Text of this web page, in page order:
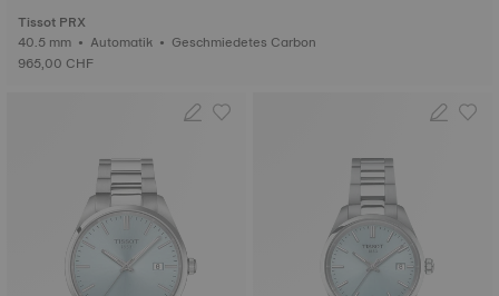
Tissot PRX
40.5 mm • Automatik • Geschmiedetes Carbon
965,00 CHF